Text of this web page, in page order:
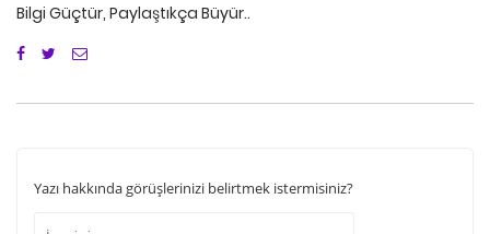
Bilgi Güçtür, Paylaştıkça Büyür..
Yazı hakkında görüşlerinizi belirtmek istermisiniz?